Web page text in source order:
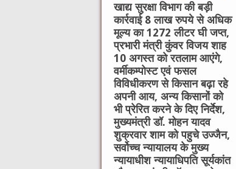
खाद्य सुरक्षा विभाग की बड़ी
कार्रवाई 8 लाख रुपये से अधिक
मूल्य का 1272 लीटर घी जप्त,
प्रभारी मंत्री कुंवर विजय शाह
10 अगस्त को रतलाम आएंगे,
वर्मीकम्पोस्ट एवं फसल
विविधीकरण से किसान बढ़ा रहे
अपनी आय, अन्य किसानों को
भी प्रेरित करने के दिए निर्देश,
मुख्यमंत्री डॉ. मोहन यादव
शुक्रवार शाम को पहुचे उज्जैन,
सर्वोच्च न्यायालय के मुख्‍य
न्‍यायाधीश न्यायाधिपति सूर्यकांत